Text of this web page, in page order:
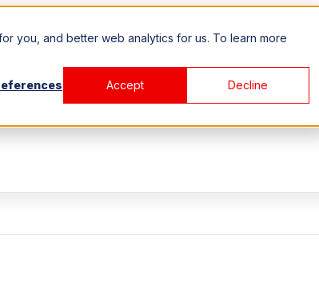
you, and better web analytics for us. To learn more
Accept Decline